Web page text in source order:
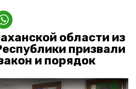
области из
призвали
и порядок